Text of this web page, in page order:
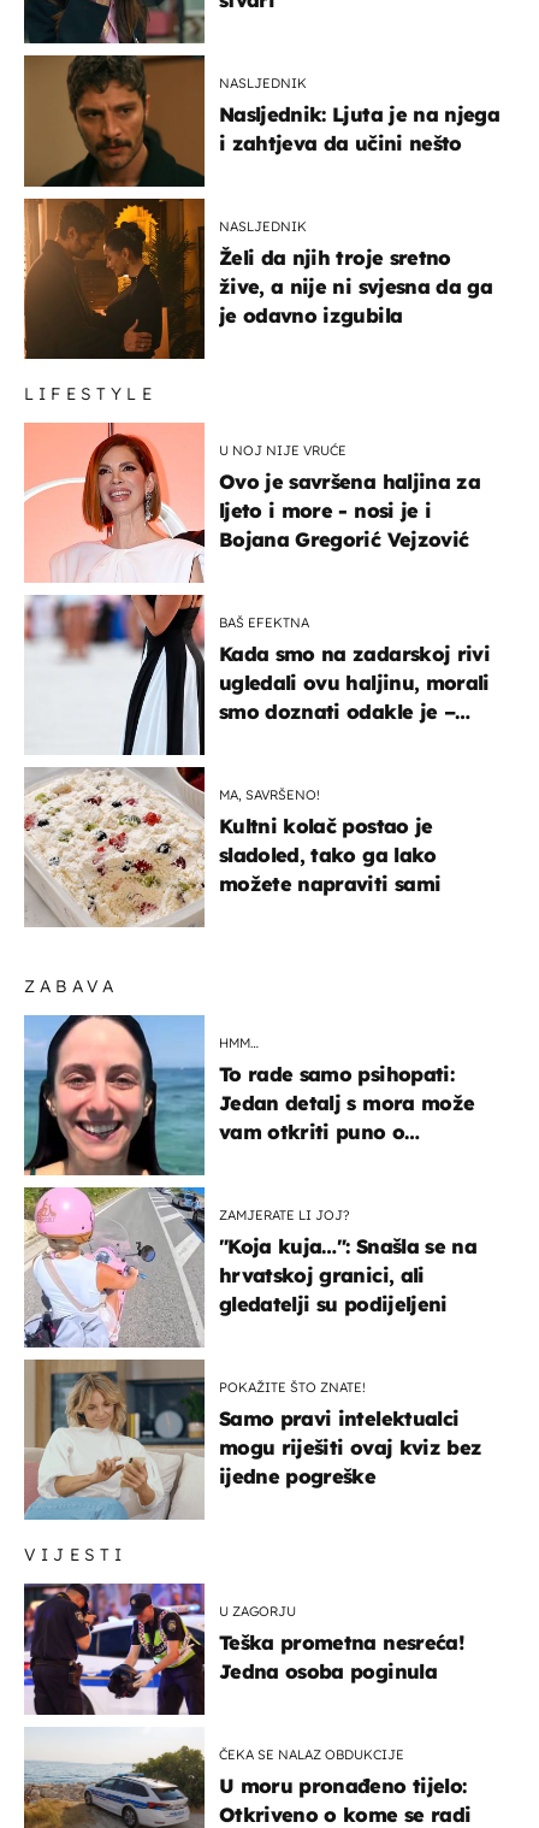
VIJESTI
U ZAGORJU
Teška prometna nesreća!
Jedna osoba poginula
ČEKA SE NALAZ OBDUKCIJE
U moru pronađeno tijelo:
Otkriveno o kome se radi
ZABAVA
HMM…
To rade samo psihopati:
Jedan detalj s mora može
vam otkriti puno o
ZAMJERATE LI JOJ?
"Koja kuja…": Snašla se na
hrvatskoj granici, ali
gledatelji su podijeljeni
POKAŽITE ŠTO ZNATE!
Samo pravi intelektualci
mogu riješiti ovaj kviz bez
ijedne pogreške
NASLJEDNIK
Nasljednik: Ljuta je na njega
i zahtjeva da učini nešto
NASLJEDNIK
Želi da njih troje sretno
žive, a nije ni svjesna da ga
je odavno izgubila
LIFESTYLE
U NOJ NIJE VRUĆE
Ovo je savršena haljina za
ljeto i more - nosi je i
Bojana Gregorić Vejzović
BAŠ EFEKTNA
Kada smo na zadarskoj rivi
ugledali ovu haljinu, morali
smo doznati odakle je –
MA, SAVRŠENO!
Kultni kolač postao je
sladoled, tako ga lako
možete napraviti sami